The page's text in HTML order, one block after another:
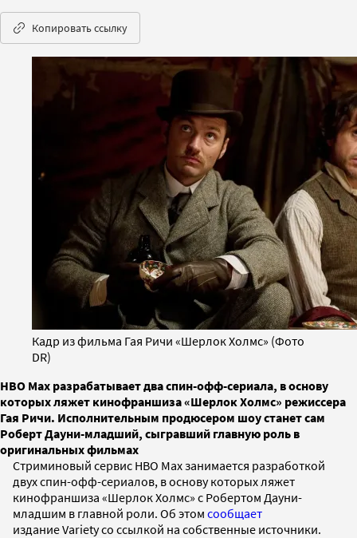
Копировать ссылку
Кадр из фильма Гая Ричи «Шерлок Холмс» (Фото
DR)
HBO Max разрабатывает два спин-офф-сериала, в основу
которых ляжет кинофраншиза «Шерлок Холмс» режиссера
Гая Ричи. Исполнительным продюсером шоу станет сам
Роберт Дауни-младший, сыгравший главную роль в
оригинальных фильмах
Стриминовый сервис HBO Max занимается разработкой
двух спин-офф-сериалов, в основу которых ляжет
кинофраншиза «Шерлок Холмс» с Робертом Дауни-
младшим в главной роли. Об этом сообщает
издание Variety со ссылкой на собственные источники.